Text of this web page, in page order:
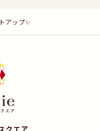
アップ✨